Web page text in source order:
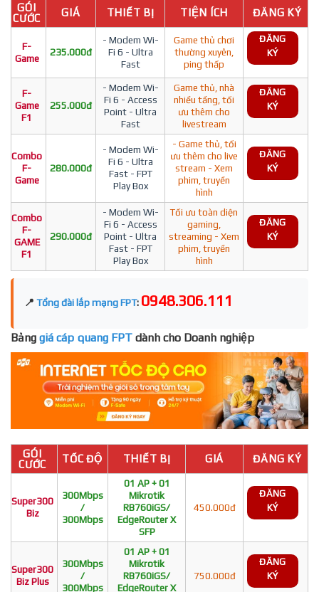
GÓI
CƯỚC
GIÁ THIẾT BỊ TIỆN ÍCH ĐĂNG KÝ
F-
Game
235.000đ
- Modem Wi-
Fi 6 - Ultra
Fast
Game thủ chơi
thường xuyên,
ping thấp
ĐĂNG
KÝ
F-
Game
F1
255.000đ
- Modem Wi-
Fi 6 - Access
Point - Ultra
Fast
Game thủ, nhà
nhiều tầng, tối
ưu thêm cho
livestream
ĐĂNG
KÝ
Combo
F-
Game
280.000đ
- Modem Wi-
Fi 6 - Ultra
Fast - FPT
Play Box
- Game thủ, tối
ưu thêm cho live
stream - Xem
phim, truyền
hình
ĐĂNG
KÝ
Combo
F-
GAME
F1
290.000đ
- Modem Wi-
Fi 6 - Access
Point - Ultra
Fast - FPT
Play Box
Tối ưu toàn diện
gaming,
streaming - Xem
phim, truyền
hình
ĐĂNG
KÝ
📍 Tổng đài lắp mạng FPT: 0948.306.111
Bảng giá cáp quang FPT dành cho Doanh nghiệp
GÓI
CƯỚC
TỐC ĐỘ THIẾT BỊ GIÁ ĐĂNG KÝ
Super300
Biz
300Mbps
/
300Mbps
01 AP + 01
Mikrotik
RB760iGS/
EdgeRouter X
SFP
450.000đ
ĐĂNG
KÝ
Super300
Biz Plus
300Mbps
/
300Mbps
01 AP + 01
Mikrotik
RB760iGS/
EdgeRouter X
750.000đ
ĐĂNG
KÝ